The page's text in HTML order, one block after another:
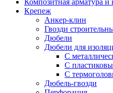
Композитная арматура
Крепеж
Анкер-клин
Гвозди
Дюбели
Дюбели для
С
С
С
Дюбель-гвозди